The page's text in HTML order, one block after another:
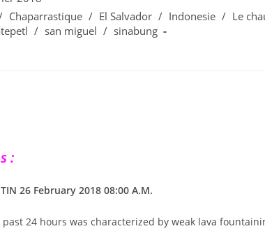
Chaparrastique / El Salvador / Indonesie / Le
/ san miguel / sinabung
:
26 February 2018 08:00 A.M.
past 24 hours was characterized by weak lava